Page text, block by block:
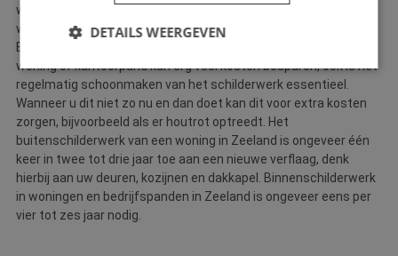
weersinvloeden. Een woning in Middelburg zal bijvoorbeeld meer
wind en zand moeten trotseren dan een rijtjeshuis in
Eindhoven. Het op tijd controleren van het onderhoud van uw
woning of kantoorpand kan erg veel kosten besparen, ook is het
regelmatig schoonmaken van het schilderwerk essentieel.
Wanneer u dit niet zo nu en dan doet kan dit voor extra kosten
zorgen, bijvoorbeeld als er houtrot optreedt. Het
buitenschilderwerk van een woning in Zeeland is ongeveer één
keer in twee tot drie jaar toe aan een nieuwe verflaag, denk
hierbij aan uw deuren, kozijnen en dakkapel. Binnenschilderwerk
in woningen en bedrijfspanden in Zeeland is ongeveer eens per
vier tot zes jaar nodig.
DETAILS WEERGEVEN
Strikt noodzakelijk Prestatie
Targeting
Functioneel
Niet-geclassificeerd
Strikt noodzakelijke cookies maken de
kernfunctionaliteiten van de website mogelijk, zoals
gebruikersaanmelding en accountbeheer. De
website kan niet goed worden gebruikt zonder de
strikt noodzakelijke cookies.